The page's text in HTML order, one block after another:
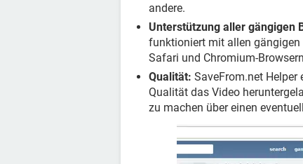
andere.
Unterstützung aller gängigen
funktioniert mit allen gängigen
Safari und Chromium-
Qualität: SaveFrom.net
Qualität das Video
zu machen über einen